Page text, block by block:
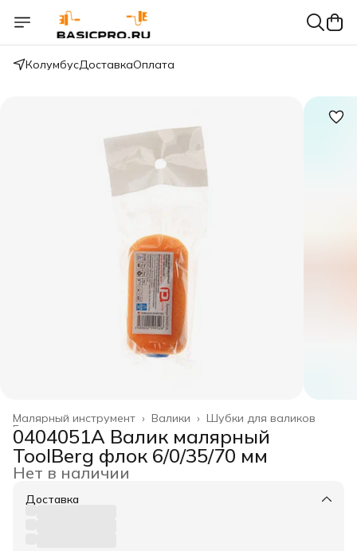
КолумбусДоставкаОплата
Шубки для валиков
Валики ›
Малярный инструмент ›
Главная ›
0404051А Валик малярный
ToolBerg флок 6/0/35/70 мм
Нет в наличии
Доставка